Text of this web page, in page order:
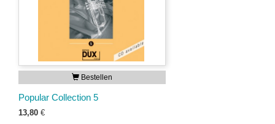
Bestellen
Popular Collection 5
13,80 €